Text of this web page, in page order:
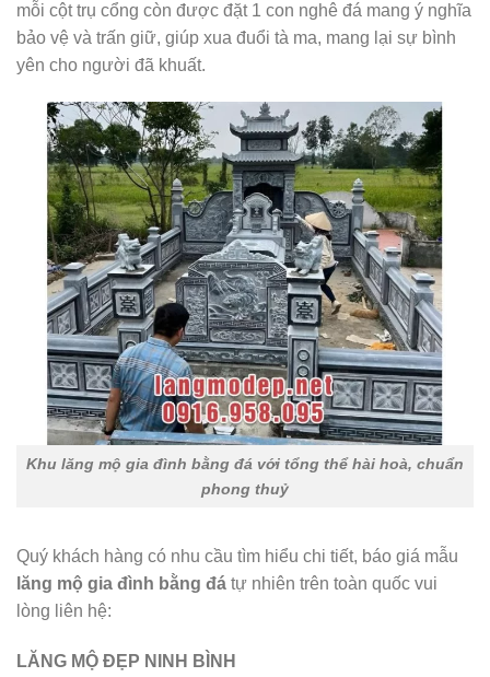
mỗi cột trụ cổng còn được đặt 1 con nghê đá mang ý nghĩa
bảo vệ và trấn giữ, giúp xua đuổi tà ma, mang lại sự bình
yên cho người đã khuất.
Khu lăng mộ gia đình bằng đá với tổng thể hài hoà, chuẩn
phong thuỷ
Quý khách hàng có nhu cầu tìm hiểu chi tiết, báo giá mẫu
lăng mộ gia đình bằng đá tự nhiên trên toàn quốc vui
lòng liên hệ:
LĂNG MỘ ĐẸP NINH BÌNH